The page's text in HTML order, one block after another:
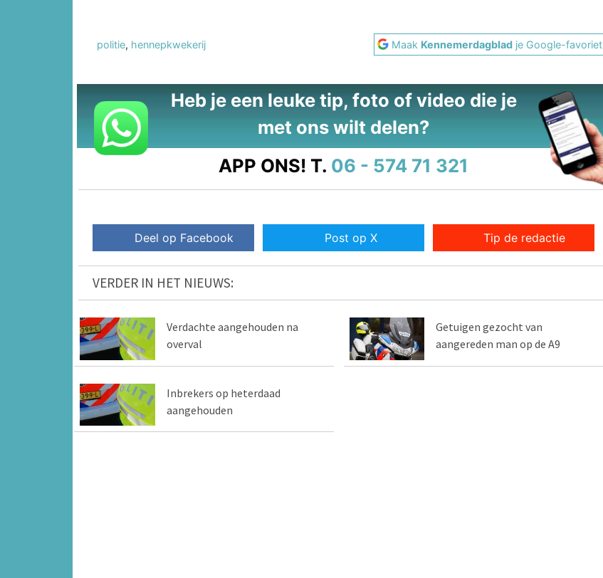
politie, hennepkwekerij Maak Kennemerdagblad je Google-favoriet
Heb je een leuke tip, foto of video die je
met ons wilt delen?
APP ONS! T. 06 - 574 71 321
Deel op Facebook Post op X Tip de redactie
VERDER IN HET NIEUWS:
Verdachte aangehouden na
overval
Getuigen gezocht van
aangereden man op de A9
Inbrekers op heterdaad
aangehouden